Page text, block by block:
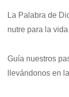
La Palabra de
nutre para la
Guía nuestros
llevándonos en